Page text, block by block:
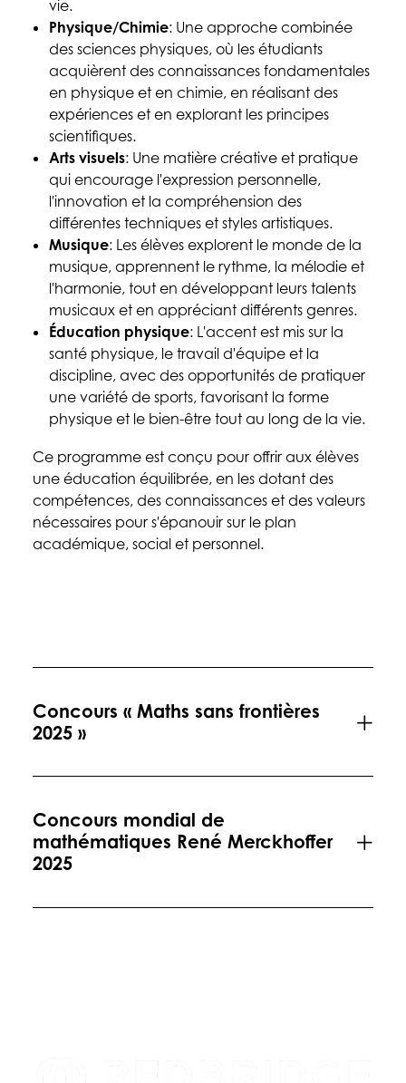
vie.
Physique/Chimie: Une approche combinée
des sciences physiques, où les étudiants
acquièrent des connaissances fondamentales
en physique et en chimie, en réalisant des
expériences et en explorant les principes
scientifiques.
Arts visuels: Une matière créative et pratique
qui encourage l'expression personnelle,
l'innovation et la compréhension des
différentes techniques et styles artistiques.
Musique: Les élèves explorent le monde de la
musique, apprennent le rythme, la mélodie et
l'harmonie, tout en développant leurs talents
musicaux et en appréciant différents genres.
Éducation physique: L'accent est mis sur la
santé physique, le travail d'équipe et la
discipline, avec des opportunités de pratiquer
une variété de sports, favorisant la forme
physique et le bien-être tout au long de la vie.
Ce programme est conçu pour offrir aux élèves
une éducation équilibrée, en les dotant des
compétences, des connaissances et des valeurs
nécessaires pour s'épanouir sur le plan
académique, social et personnel.
Concours « Maths sans frontières
2025 »
Concours mondial de
mathématiques René Merckhoffer
2025